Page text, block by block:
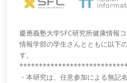
慶應義塾大学SFC研究所健康情報
情報学部の学生さんとともに以下
す。
・本研究は、任意参加による無記